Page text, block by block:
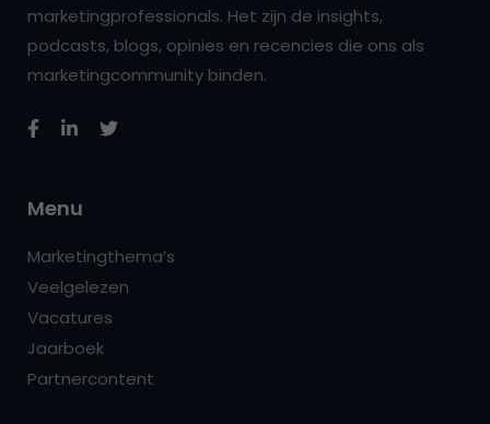
marketingprofessionals. Het zijn de insights,
podcasts, blogs, opinies en recencies die ons als
marketingcommunity binden.
Menu
Marketingthema’s
Veelgelezen
Vacatures
Jaarboek
Partnercontent